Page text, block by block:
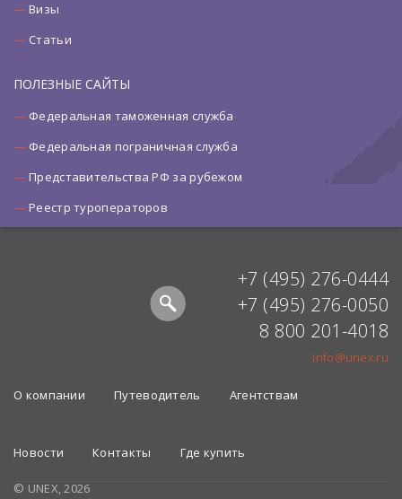
Визы
Статьи
ПОЛЕЗНЫЕ САЙТЫ
Федеральная таможенная служба
Федеральная пограничная служба
Представительства РФ за рубежом
Реестр туроператоров
+7 (495) 276-0444
+7 (495) 276-0050
8 800 201-4018
info@unex.ru
О компании Путеводитель Агентствам
Новости Контакты Где купить
© UNEX, 2026